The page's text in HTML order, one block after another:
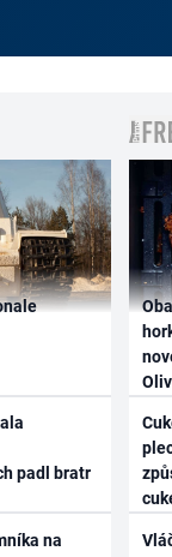
padl bratr
na